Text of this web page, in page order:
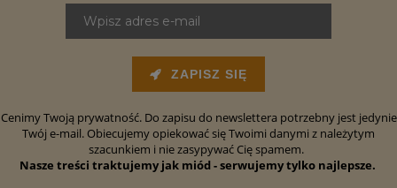
ZAPISZ SIĘ
Cenimy Twoją prywatność. Do zapisu do newslettera potrzebny jest jedynie
Twój e-mail. Obiecujemy opiekować się Twoimi danymi z należytym
szacunkiem i nie zasypywać Cię spamem.
Nasze treści traktujemy jak miód - serwujemy tylko najlepsze.